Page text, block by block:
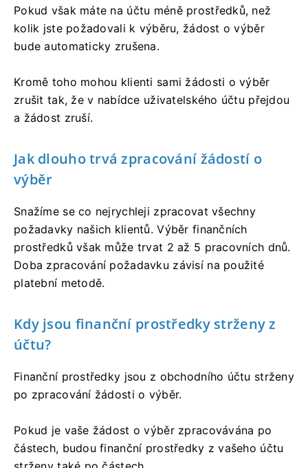
Pokud však máte na účtu méně prostředků, než
kolik jste požadovali k výběru, žádost o výběr
bude automaticky zrušena.
Kromě toho mohou klienti sami žádosti o výběr
zrušit tak, že v nabídce uživatelského účtu přejdou
a žádost zruší.
Jak dlouho trvá zpracování žádostí o
výběr
Snažíme se co nejrychleji zpracovat všechny
požadavky našich klientů. Výběr finančních
prostředků však může trvat 2 až 5 pracovních dnů.
Doba zpracování požadavku závisí na použité
platební metodě.
Kdy jsou finanční prostředky strženy z
účtu?
Finanční prostředky jsou z obchodního účtu strženy
po zpracování žádosti o výběr.
Pokud je vaše žádost o výběr zpracovávána po
částech, budou finanční prostředky z vašeho účtu